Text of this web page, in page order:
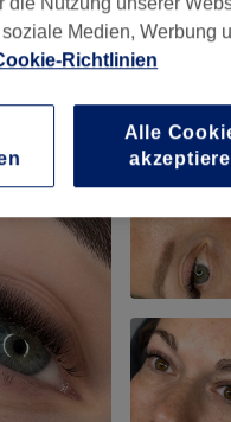
(6) ab
Details
Medien, Werbung
Richtlinien
Alle